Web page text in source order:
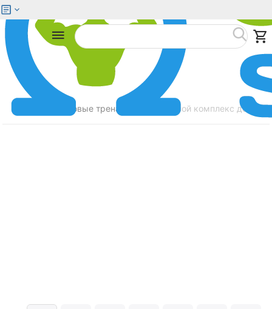
Силовые тренажеры Силовой комплекс
Меню Найти